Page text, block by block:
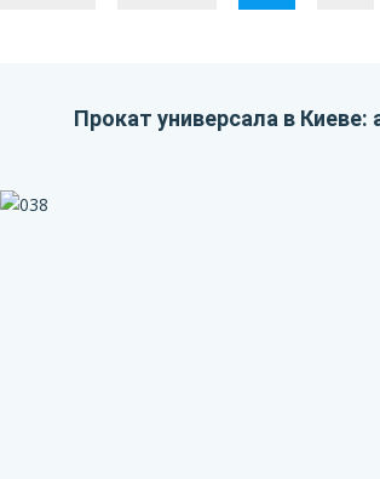
Прокат универсала в